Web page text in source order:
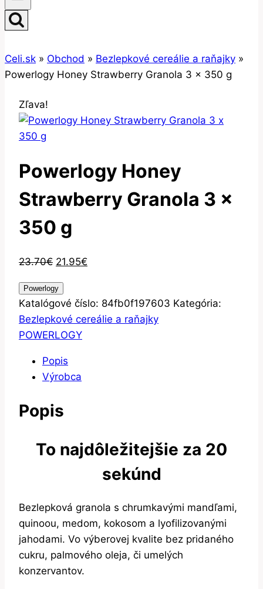
Celi.sk » Obchod » Bezlepkové cereálie a raňajky »
Powerlogy Honey Strawberry Granola 3 x 350 g
Zľava!
Powerlogy Honey
Strawberry Granola 3 x
350 g
23.70€ Pôvodná
bola:
23.70€.
21.95€
21.95€.
Powerlogy
Katalógové číslo: 84fb0f197603 Kategória:
Bezlepkové cereálie a raňajky
POWERLOGY
Popis
Výrobca
Popis
To najdôležitejšie za 20
sekúnd
Bezlepková granola s chrumkavými mandľami,
quinoou, medom, kokosom a lyofilizovanými
jahodami. Vo výberovej kvalite bez pridaného
cukru, palmového oleja, či umelých
konzervantov.